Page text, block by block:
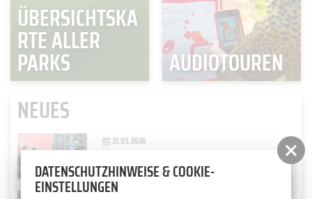
ÜBERSICHTSKA
RTE ALLER
PARKS
AUDIOTOUREN
NEUES
31.05.2026
OPEN AIR KONZERT "FRÜHLINGSSYMPHONIEN ZWISCHEN DEN ROSEN"
Musik im Park 2026
DATENSCHUTZHINWEISE & COOKIE-
EINSTELLUNGEN